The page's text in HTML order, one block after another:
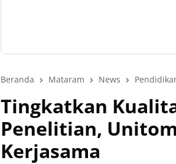
Beranda Mataram News
Tingkatkan
Penelitian,
Kerjasama